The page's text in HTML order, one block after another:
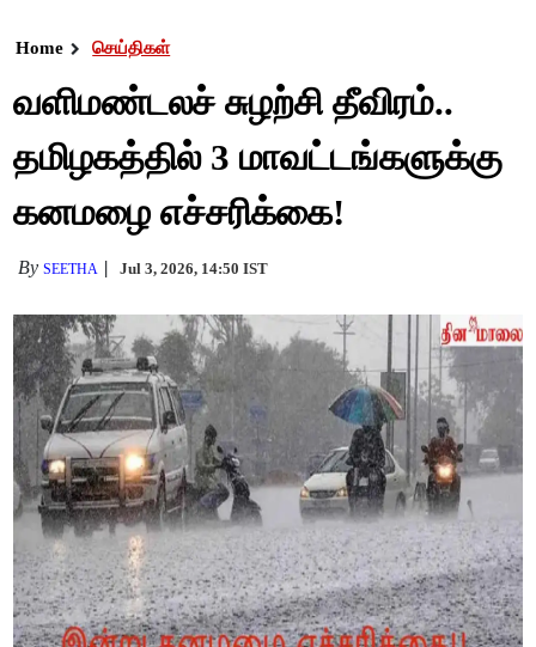
Home செய்திகள்
வளிமண்டலச் சுழற்சி தீவிரம்..
தமிழகத்தில் 3 மாவட்டங்களுக்கு
கனமழை எச்சரிக்கை!
BySEETHA Jul 3, 2026, 14:50 IST